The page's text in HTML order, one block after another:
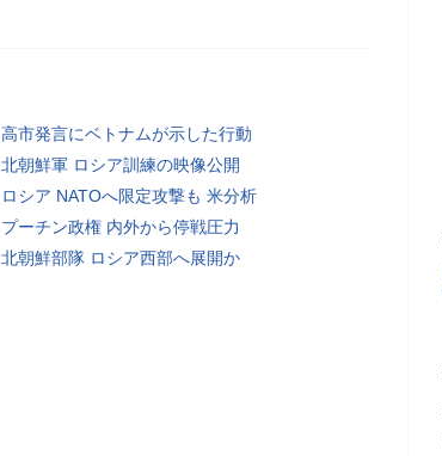
高市発言にベトナムが示した行動
北朝鮮軍 ロシア訓練の映像公開
ロシア NATOへ限定攻撃も 米分析
プーチン政権 内外から停戦圧力
北朝鮮部隊 ロシア西部へ展開か